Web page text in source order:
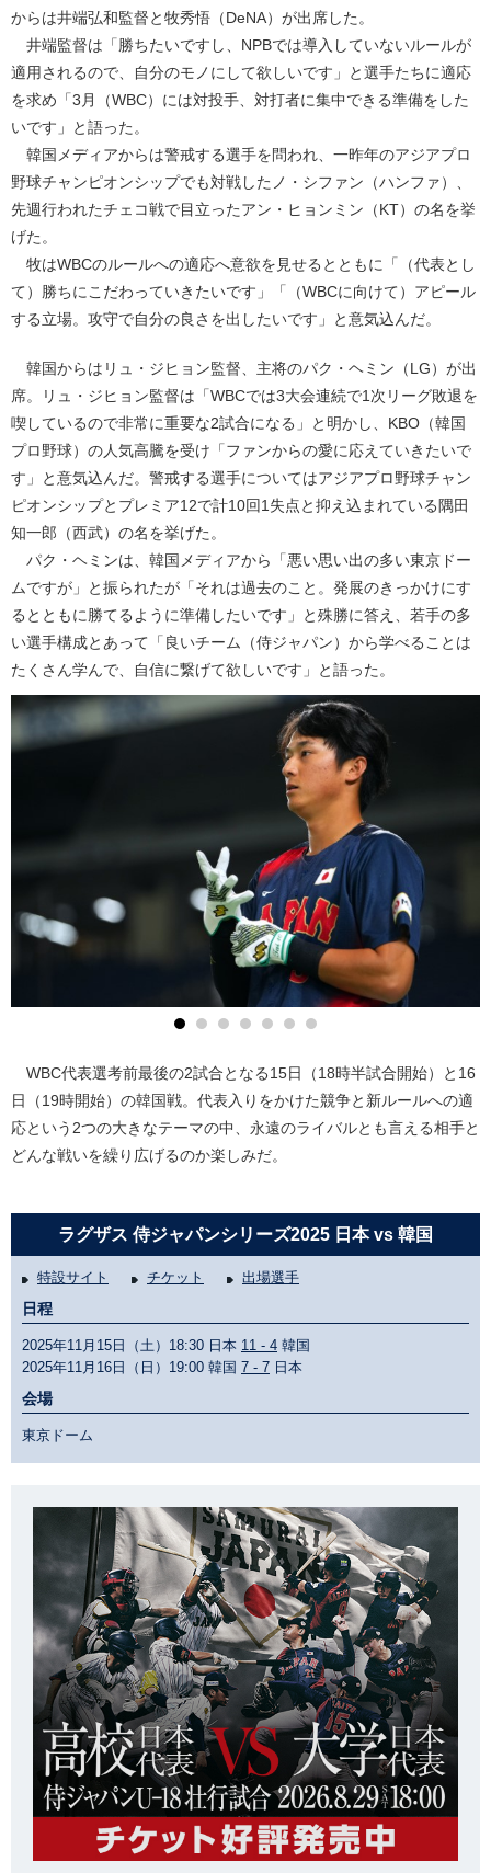
からは井端弘和監督と牧秀悟（DeNA）が出席した。
井端監督は「勝ちたいですし、NPBでは導入していないルールが
適用されるので、自分のモノにして欲しいです」と選手たちに適応
を求め「3月（WBC）には対投手、対打者に集中できる準備をした
いです」と語った。
韓国メディアからは警戒する選手を問われ、一昨年のアジアプロ
野球チャンピオンシップでも対戦したノ・シファン（ハンファ）、
先週行われたチェコ戦で目立ったアン・ヒョンミン（KT）の名を挙
げた。
牧はWBCのルールへの適応へ意欲を見せるとともに「（代表とし
て）勝ちにこだわっていきたいです」「（WBCに向けて）アピール
する立場。攻守で自分の良さを出したいです」と意気込んだ。
韓国からはリュ・ジヒョン監督、主将のパク・ヘミン（LG）が出
席。リュ・ジヒョン監督は「WBCでは3大会連続で1次リーグ敗退を
喫しているので非常に重要な2試合になる」と明かし、KBO（韓国
プロ野球）の人気高騰を受け「ファンからの愛に応えていきたいで
す」と意気込んだ。警戒する選手についてはアジアプロ野球チャン
ピオンシップとプレミア12で計10回1失点と抑え込まれている隅田
知一郎（西武）の名を挙げた。
パク・ヘミンは、韓国メディアから「悪い思い出の多い東京ドー
ムですが」と振られたが「それは過去のこと。発展のきっかけにす
るとともに勝てるように準備したいです」と殊勝に答え、若手の多
い選手構成とあって「良いチーム（侍ジャパン）から学べることは
たくさん学んで、自信に繋げて欲しいです」と語った。
WBC代表選考前最後の2試合となる15日（18時半試合開始）と16
日（19時開始）の韓国戦。代表入りをかけた競争と新ルールへの適
応という2つの大きなテーマの中、永遠のライバルとも言える相手と
どんな戦いを繰り広げるのか楽しみだ。
ラグザス 侍ジャパンシリーズ2025 日本 vs 韓国
特設サイト チケット 出場選手
日程
2025年11月15日（土）18:30 日本 11 - 4 韓国
2025年11月16日（日）19:00 韓国 7 - 7 日本
会場
東京ドーム